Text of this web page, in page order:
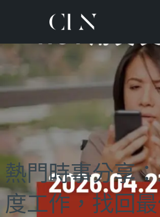
熱門時事分享
度工作，找回